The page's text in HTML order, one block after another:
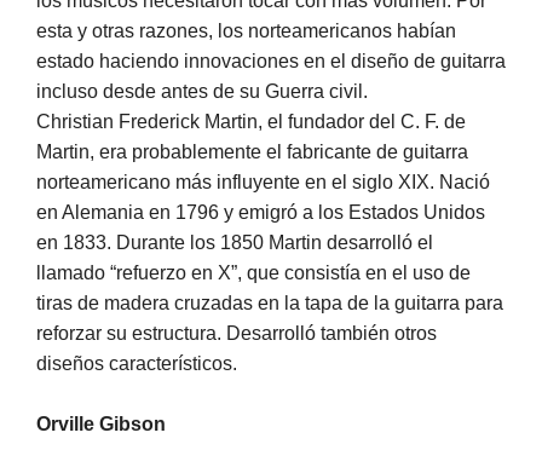
esta y otras razones, los norteamericanos habían
estado haciendo innovaciones en el diseño de guitarra
incluso desde antes de su Guerra civil.
Christian Frederick Martin, el fundador del C. F. de
Martin, era probablemente el fabricante de guitarra
norteamericano más influyente en el siglo XIX. Nació
en Alemania en 1796 y emigró a los Estados Unidos
en 1833. Durante los 1850 Martin desarrolló el
llamado “refuerzo en X”, que consistía en el uso de
tiras de madera cruzadas en la tapa de la guitarra para
reforzar su estructura. Desarrolló también otros
diseños característicos.
Orville Gibson